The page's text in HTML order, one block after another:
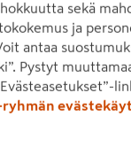
sekä
ja
antaa
Pystyt
ryhmän